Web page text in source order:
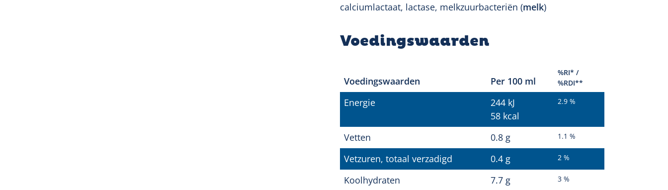
calciumlactaat, lactase, melkzuurbacteriën (melk)
Voedingswaarden
Voedingswaarden Per 100 ml
%RI* /
%RDI**
Energie
244 kJ
58 kcal
2.9 %
Vetten 0.8 g 1.1 %
Vetzuren, totaal verzadigd 0.4 g 2 %
Koolhydraten 7.7 g 3 %